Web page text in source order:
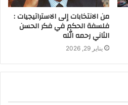
من الانتخابات إلى الاستراتيجيات :
فلسفة الحكم في فكر الحسن
الثاني رحمه الله
يناير 29, 2026